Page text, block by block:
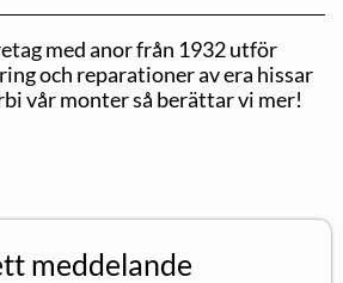
med anor från 1932 utför
och reparationer av era hissar
vår monter så berättar vi mer!
meddelande